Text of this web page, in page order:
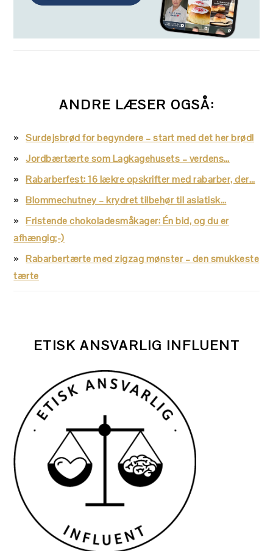
ANDRE LÆSER OGSÅ:
Surdejsbrød for begyndere – start med det her brød!
Jordbærtærte som Lagkagehusets – verdens…
Rabarberfest: 16 lækre opskrifter med rabarber, der…
Blommechutney – krydret tilbehør til asiatisk…
Fristende chokoladesmåkager: Én bid, og du er
afhængig;-)
Rabarbertærte med zigzag mønster – den smukkeste
tærte
ETISK ANSVARLIG INFLUENT